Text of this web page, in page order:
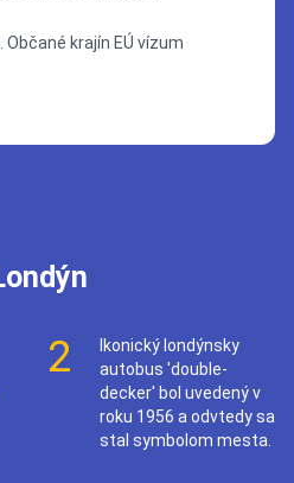
krajín EÚ vízum
2
Ikonický londýnsky
autobus 'double-
decker' bol uvedený v
roku 1956 a odvtedy sa
stal symbolom mesta.